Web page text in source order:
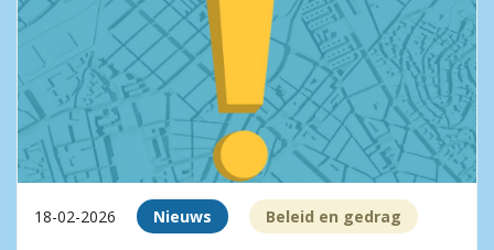
18-02-2026 Nieuws Beleid en gedrag